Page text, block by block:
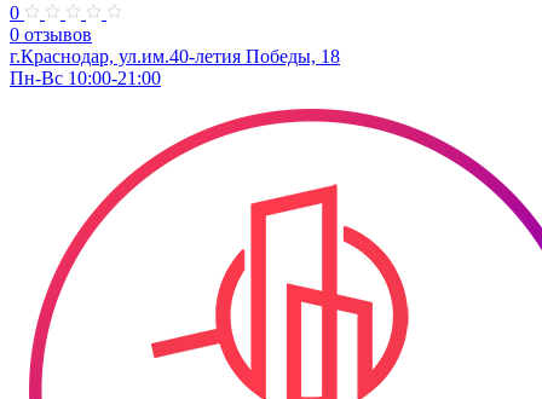
0
0 отзывов
г.Краснодар, ул.им.40-летия Победы, 18
Пн-Вс 10:00-21:00